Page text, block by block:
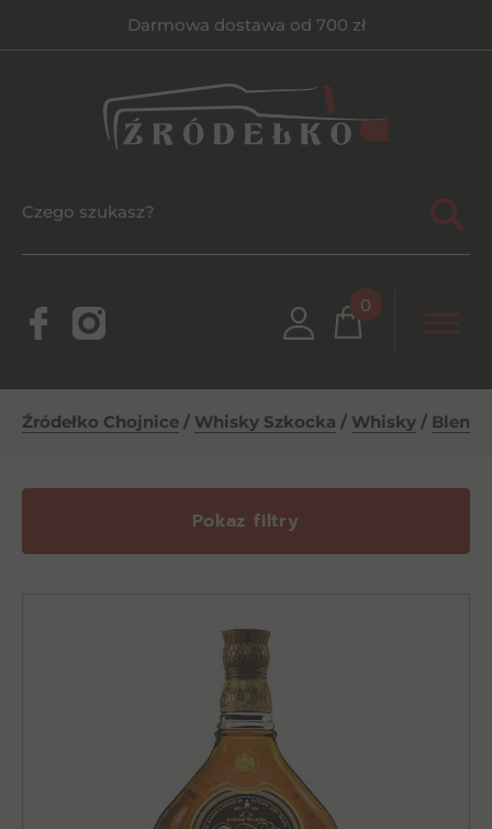
Darmowa dostawa od 700 zł
0
Źródełko Chojnice / Whisky Szkocka / Whisky /
Pokaz filtry